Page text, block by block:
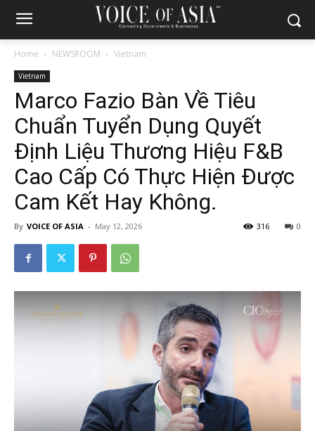
Home NEWSROOM Vietnam
Vietnam
Marco Fazio Bàn Về Tiêu
Chuẩn Tuyển Dụng Quyết
Định Liệu Thương Hiệu F&B
Cao Cấp Có Thực Hiện Được
Cam Kết Hay Không.
By VOICE OF ASIA - May 12, 2026 0
316